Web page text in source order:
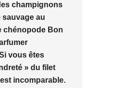
champignons
sauvage au
chénopode Bon
vous êtes
» du filet
incomparable.